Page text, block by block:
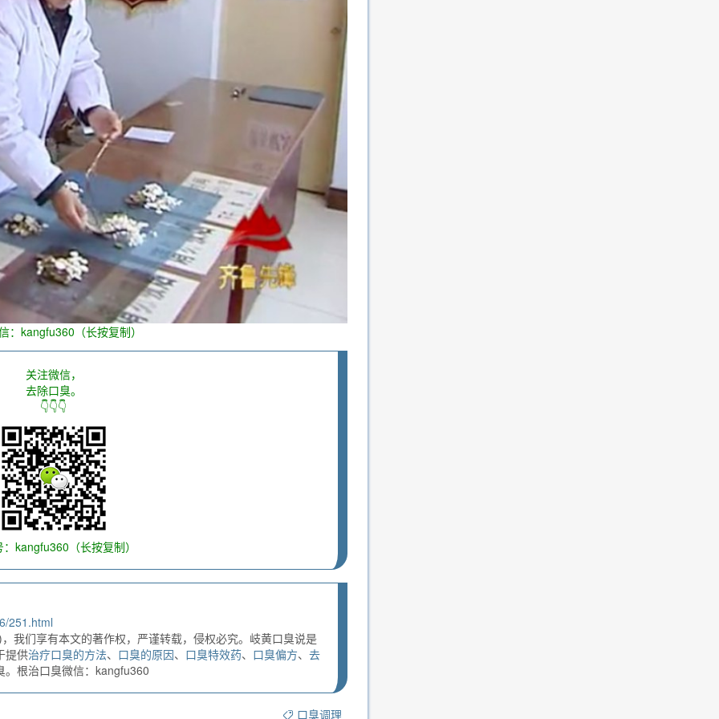
：kangfu360（长按复制）
关注微信，
去除口臭。
👇👇👇
kangfu360（长按复制）
251.html
我们享有本文的著作权，严谨转载，侵权必究。岐黄口臭说是
提供治疗口臭的方法、 口臭的原因、 口臭特效药、 口臭偏方、 去
根治口臭微信：kangfu360
口臭调理